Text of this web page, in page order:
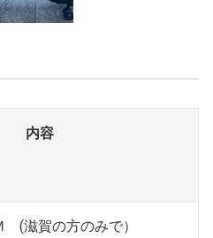
内容
(滋賀の方のみで）